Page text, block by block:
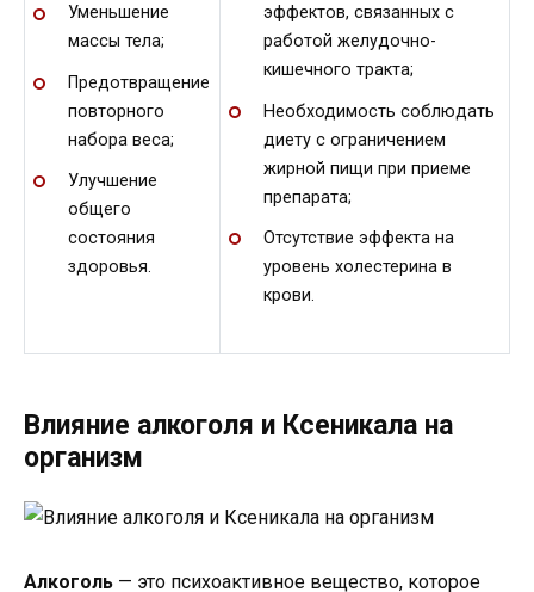
Уменьшение
массы тела;
Предотвращение
повторного
набора веса;
Улучшение
общего
состояния
здоровья.
эффектов, связанных с
работой желудочно-
кишечного тракта;
Необходимость соблюдать
диету с ограничением
жирной пищи при приеме
препарата;
Отсутствие эффекта на
уровень холестерина в
крови.
Влияние алкоголя и Ксеникала на
организм
Алкоголь — это психоактивное вещество, которое